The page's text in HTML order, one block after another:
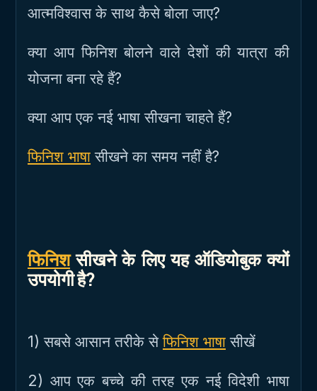
आत्मविश्वास के साथ कैसे बोला जाए?
क्या आप फिनिश बोलने वाले देशों की यात्रा की
योजना बना रहे हैं?
क्या आप एक नई भाषा सीखना चाहते हैं?
फिनिश भाषासीखने का समय नहीं है?
फिनिशसीखने के लिए यह ऑडियोबुक क्यों
उपयोगी है?
1) सबसे आसान तरीके सेफिनिश भाषासीखें
2) आप एक बच्चे की तरह एक नई विदेशी भाषा